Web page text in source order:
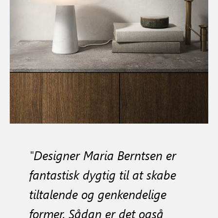
"Designer Maria Berntsen er
fantastisk dygtig til at skabe
tiltalende og genkendelige
former. Sådan er det også